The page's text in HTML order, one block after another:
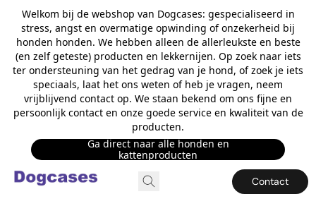
Welkom bij de webshop van Dogcases: gespecialiseerd in
stress, angst en overmatige opwinding of onzekerheid bij
honden honden. We hebben alleen de allerleukste en beste
(en zelf geteste) producten en lekkernijen. Op zoek naar iets
ter ondersteuning van het gedrag van je hond, of zoek je iets
speciaals, laat het ons weten of heb je vragen, neem
vrijblijvend contact op. We staan bekend om ons fijne en
persoonlijk contact en onze goede service en kwaliteit van de
producten.
Ga direct naar alle honden en
kattenproducten
Contact